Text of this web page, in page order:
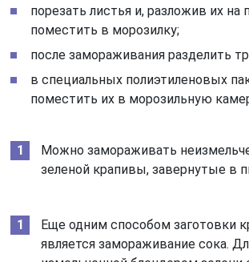
порезать листья и, разложив их на
поместить в морозилку;
после замораживания разделить
в специальных полиэтиленовых
поместить их в морозильную
Можно замораживать
зеленой крапивы, завернутые в
Еще одним способом заготовки
является замораживание сока.